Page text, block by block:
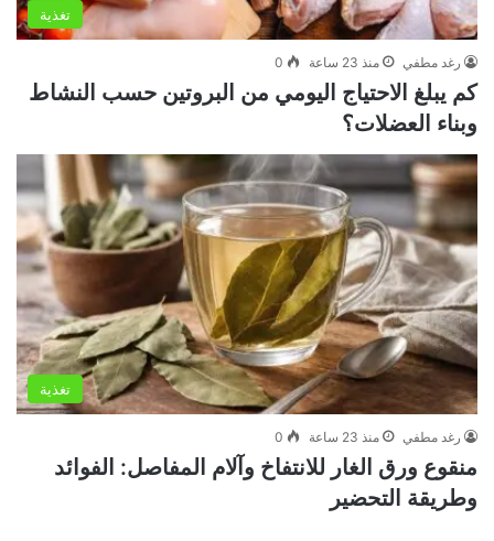
تغذية
رغد مطفي منذ 23 ساعة 0
كم يبلغ الاحتياج اليومي من البروتين حسب النشاط
وبناء العضلات؟
تغذية
رغد مطفي منذ 23 ساعة 0
منقوع ورق الغار للانتفاخ وآلام المفاصل: الفوائد
وطريقة التحضير